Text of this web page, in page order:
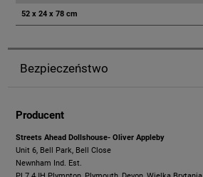
52 x 24 x 78 cm
Bezpieczeństwo
Producent
Streets Ahead Dollshouse- Oliver Appleby
Unit 6, Bell Park, Bell Close
Newnham Ind. Est.